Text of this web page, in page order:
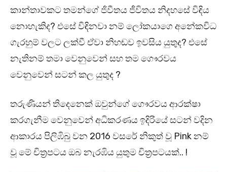
කාන්තාවකට තමන්ගේ ජිවීතය ජීවිතය නිදහසේ විඳිය
නොහැකිද? එසේ විඳිනවා නම් ලෝකයාගෙ අනේකවිධ
ගැරහුම් වලට ලක්වී ඒවා නිහඬව ඉවසිය යුතුද? එසේ
නැතිනම් තමා වෙනුවෙන් සහ තම ගෞරවය
වෙනුවෙන් සටන් කල යුතුද ?
තරුණියන් තිදෙනෙක් ඔවුන්ගේ ගෞරවය ආරක්ෂා
කරගැනීම වෙනුවෙන් අධිකරණය ඉදිරියේ සටන් වදින
ආකාරය පිලිඹිබු වන 2016 වසරේ නිකුත් වූ Pink නම්
වූ මේ චිත්‍රපටය ඔබ නැරඹිය යුතුම චිත්‍රපටයක්.. !